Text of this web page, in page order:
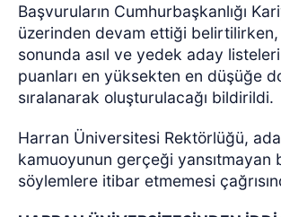
Başvuruların Cumhurbaşkanlığı
üzerinden devam ettiği
sonunda asıl ve yedek aday
puanları en yüksekten en düşüğe
sıralanarak oluşturulacağı bildirildi.
Harran Üniversitesi Rektörlüğü,
kamuoyunun gerçeği yansıtmayan
söylemlere itibar etmemesi